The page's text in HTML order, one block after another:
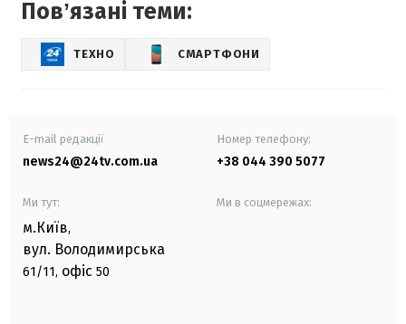
Повʼязані теми:
ТЕХНО СМАРТФОНИ
E-mail редакції
news24@24tv.com.ua
Номер телефону:
+38 044 390 5077
Ми тут:
м.Київ,
вул. Володимирська
61/11, офіс 50
Ми в соцмережах: